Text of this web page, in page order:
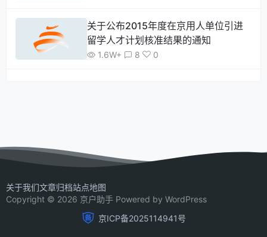
关于公布2015年度在京用人单位引进
留学人才计划核准结果的通知
1.6W+ 8 0
关于我们文章归档站点地图
Copyright © 2026 京户助手 Powered by WordPress
京ICP备2025114941号